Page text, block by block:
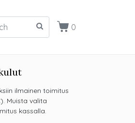
0
ilmainen toimitus
Muista valita
kassalla.